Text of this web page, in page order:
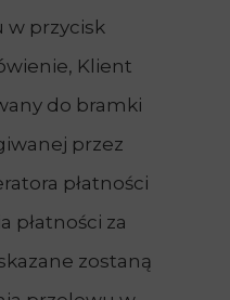
w przycisk
Klient
do bramki
przez
płatności
płatności za
zostaną